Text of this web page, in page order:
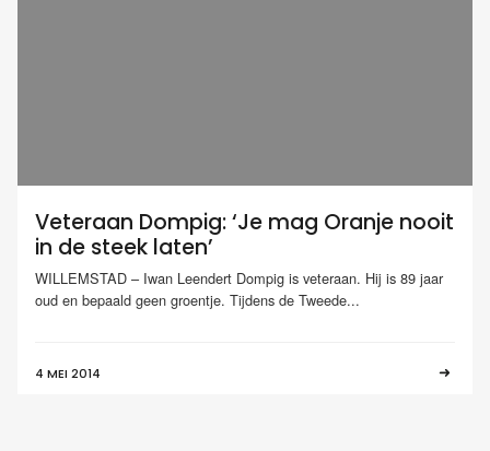
Veteraan Dompig: ‘Je mag Oranje nooit
in de steek laten’
WILLEMSTAD – Iwan Leendert Dompig is veteraan. Hij is 89 jaar
oud en bepaald geen groentje. Tijdens de Tweede...
4 MEI 2014